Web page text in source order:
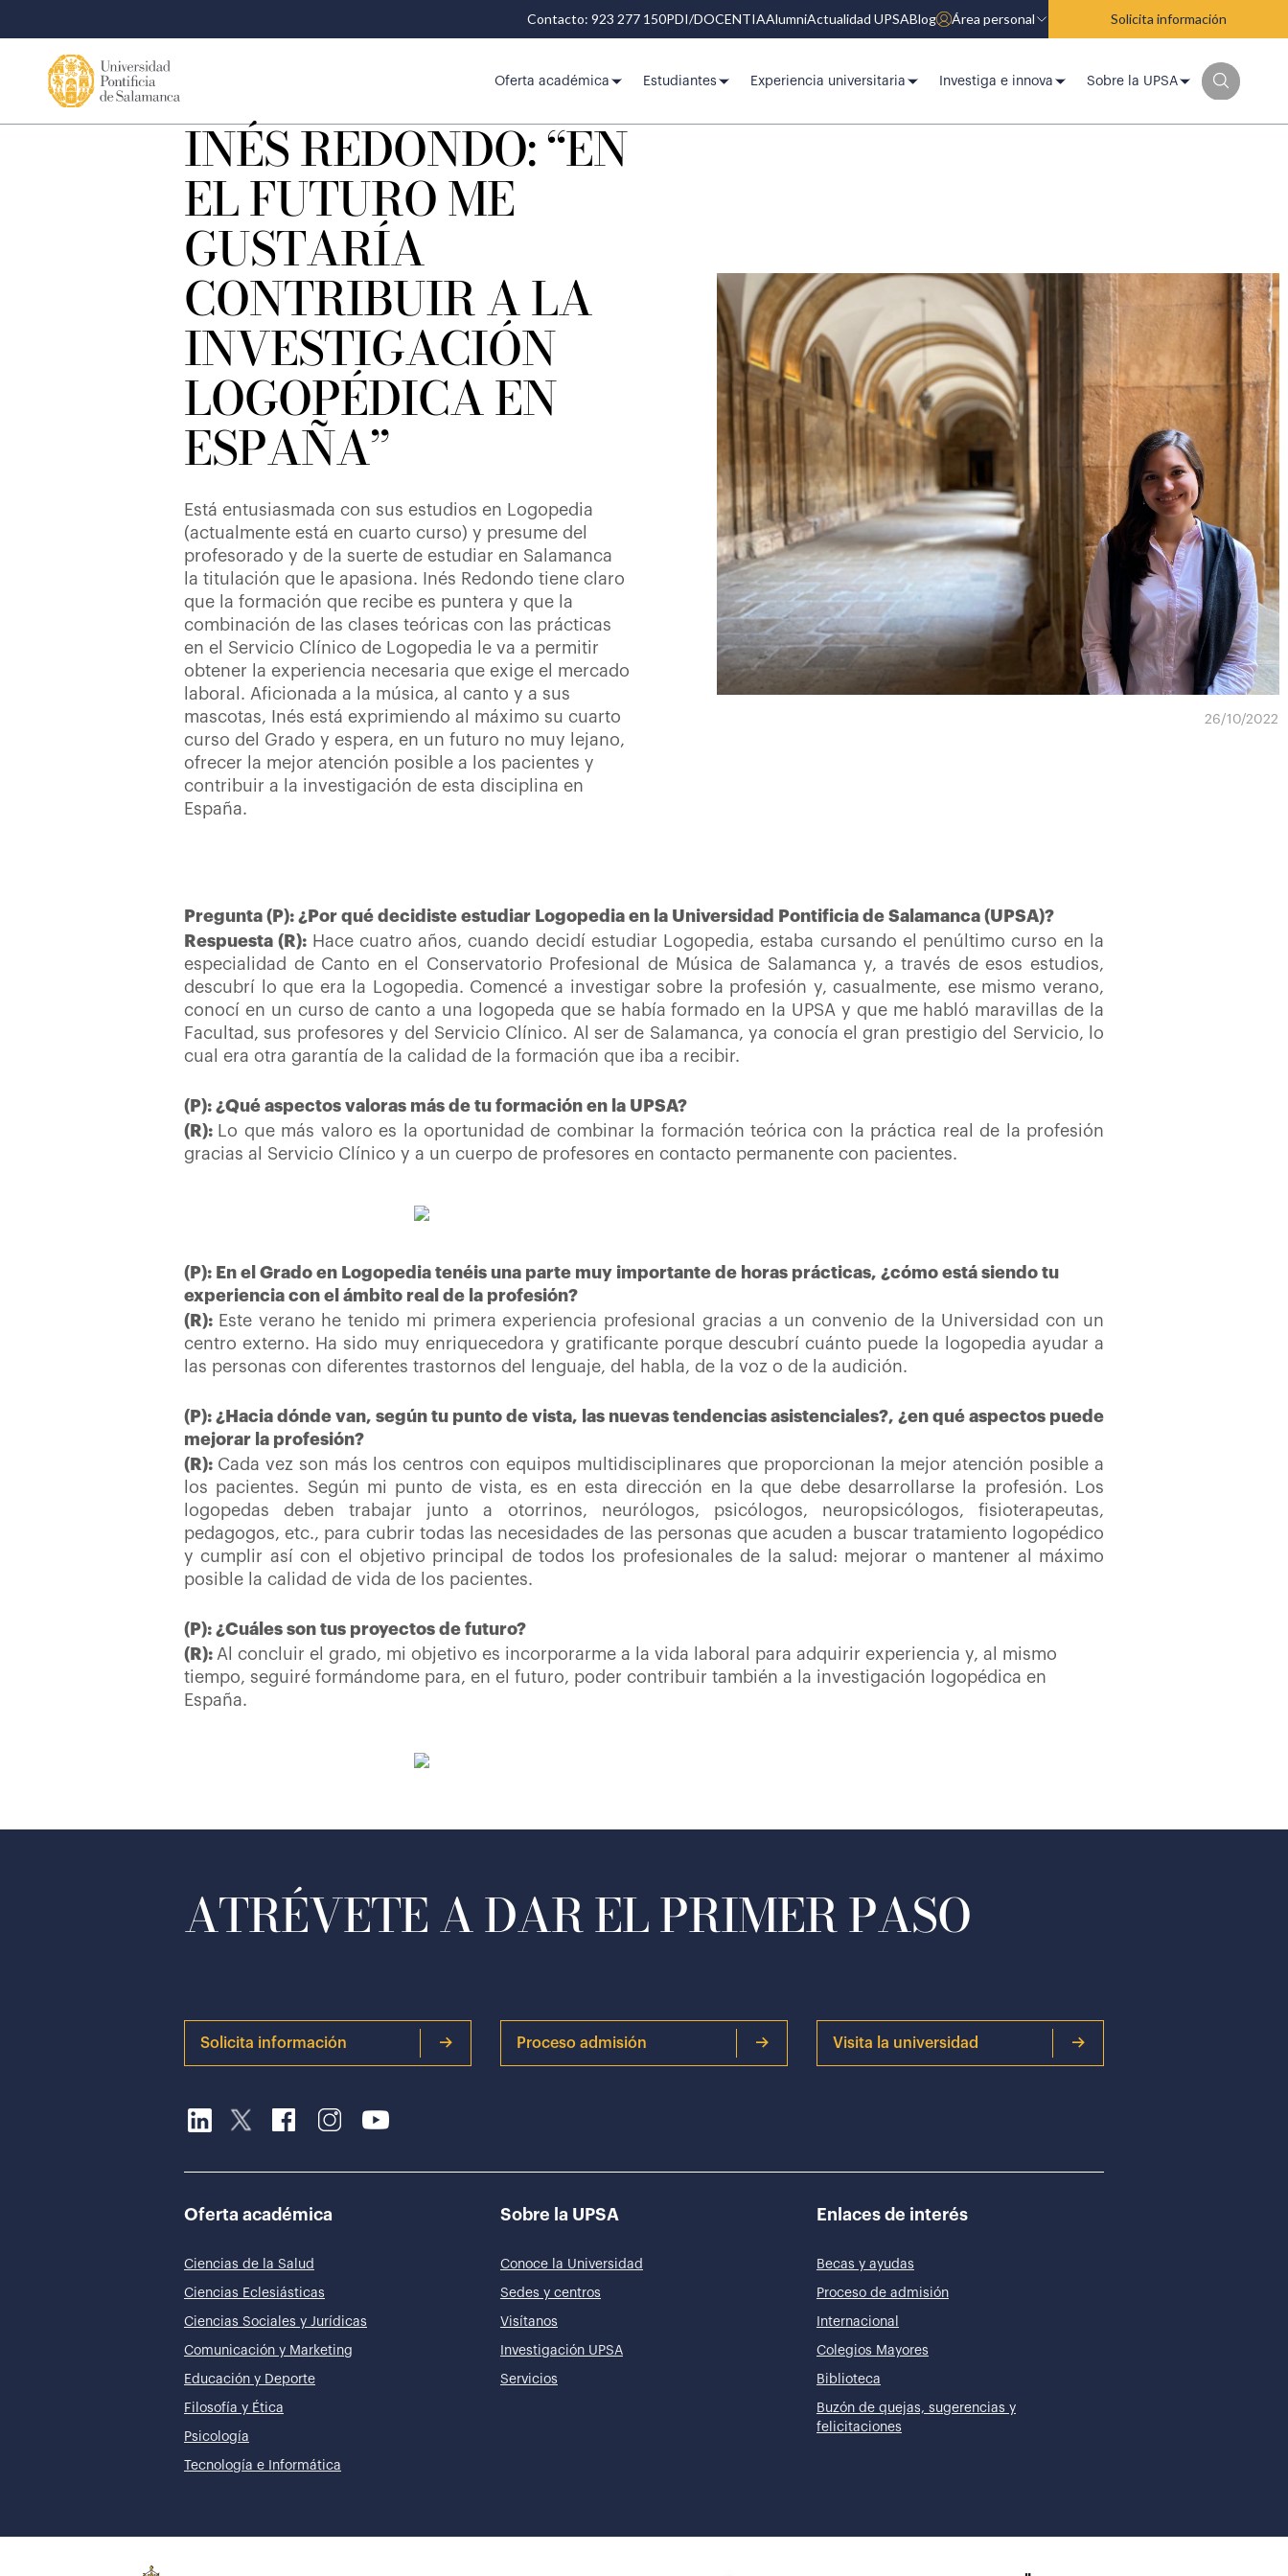
Contacto: 923 277 150PDI/DOCENTIAAlumniActualidad UPSABlog Área personal Solicita información
Oferta académica Estudiantes Experiencia universitaria Investiga e innova Sobre la UPSA
INÉS REDONDO: “EN
EL FUTURO ME
GUSTARÍA
CONTRIBUIR A LA
INVESTIGACIÓN
LOGOPÉDICA EN
ESPAÑA”
Está entusiasmada con sus estudios en Logopedia
(actualmente está en cuarto curso) y presume del
profesorado y de la suerte de estudiar en Salamanca
la titulación que le apasiona. Inés Redondo tiene claro
que la formación que recibe es puntera y que la
combinación de las clases teóricas con las prácticas
en el Servicio Clínico de Logopedia le va a permitir
obtener la experiencia necesaria que exige el mercado
laboral. Aficionada a la música, al canto y a sus
mascotas, Inés está exprimiendo al máximo su cuarto
curso del Grado y espera, en un futuro no muy lejano,
ofrecer la mejor atención posible a los pacientes y
contribuir a la investigación de esta disciplina en
España.
26/10/2022
Pregunta (P): ¿Por qué decidiste estudiar Logopedia en la Universidad Pontificia de Salamanca (UPSA)?
Respuesta (R): Hace cuatro años, cuando decidí estudiar Logopedia, estaba cursando el penúltimo curso en la
especialidad de Canto en el Conservatorio Profesional de Música de Salamanca y, a través de esos estudios,
descubrí lo que era la Logopedia. Comencé a investigar sobre la profesión y, casualmente, ese mismo verano,
conocí en un curso de canto a una logopeda que se había formado en la UPSA y que me habló maravillas de la
Facultad, sus profesores y del Servicio Clínico. Al ser de Salamanca, ya conocía el gran prestigio del Servicio, lo
cual era otra garantía de la calidad de la formación que iba a recibir.
(P): ¿Qué aspectos valoras más de tu formación en la UPSA?
(R): Lo que más valoro es la oportunidad de combinar la formación teórica con la práctica real de la profesión
gracias al Servicio Clínico y a un cuerpo de profesores en contacto permanente con pacientes.
(P): En el Grado en Logopedia tenéis una parte muy importante de horas prácticas, ¿cómo está siendo tu
experiencia con el ámbito real de la profesión?
(R): Este verano he tenido mi primera experiencia profesional gracias a un convenio de la Universidad con un
centro externo. Ha sido muy enriquecedora y gratificante porque descubrí cuánto puede la logopedia ayudar a
las personas con diferentes trastornos del lenguaje, del habla, de la voz o de la audición.
(P): ¿Hacia dónde van, según tu punto de vista, las nuevas tendencias asistenciales?, ¿en qué aspectos puede
mejorar la profesión?
(R): Cada vez son más los centros con equipos multidisciplinares que proporcionan la mejor atención posible a
los pacientes. Según mi punto de vista, es en esta dirección en la que debe desarrollarse la profesión. Los
logopedas deben trabajar junto a otorrinos, neurólogos, psicólogos, neuropsicólogos, fisioterapeutas,
pedagogos, etc., para cubrir todas las necesidades de las personas que acuden a buscar tratamiento logopédico
y cumplir así con el objetivo principal de todos los profesionales de la salud: mejorar o mantener al máximo
posible la calidad de vida de los pacientes.
(P): ¿Cuáles son tus proyectos de futuro?
(R): Al concluir el grado, mi objetivo es incorporarme a la vida laboral para adquirir experiencia y, al mismo
tiempo, seguiré formándome para, en el futuro, poder contribuir también a la investigación logopédica en
España.
ATRÉVETE A DAR EL PRIMER PASO
Solicita información Proceso admisión Visita la universidad
Oferta académica
Ciencias de la Salud
Ciencias Eclesiásticas
Ciencias Sociales y Jurídicas
Comunicación y Marketing
Educación y Deporte
Filosofía y Ética
Psicología
Tecnología e Informática
Sobre la UPSA
Conoce la Universidad
Sedes y centros
Visítanos
Investigación UPSA
Servicios
Enlaces de interés
Becas y ayudas
Proceso de admisión
Internacional
Colegios Mayores
Biblioteca
Buzón de quejas, sugerencias y
felicitaciones